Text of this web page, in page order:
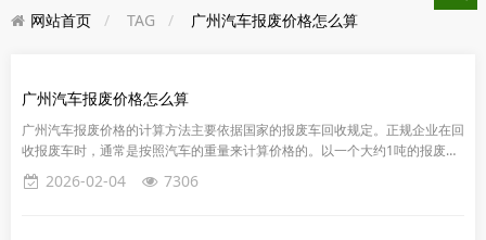
网站首页 TAG 广州汽车报废价格怎么算
广州汽车报废价格怎么算
广州汽车报废价格的计算方法主要依据国家的报废车回收规定。正规企业在回
收报废车时，通常是按照汽车的重量来计算价格的。以一个大约1吨的报废车
为例，报废价格1500-2000/吨，报废价格也就是1500-2...
2026-02-04 7306